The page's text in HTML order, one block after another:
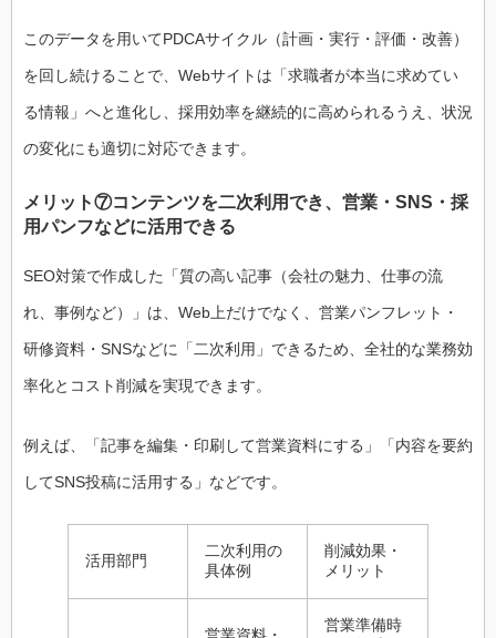
このデータを用いてPDCAサイクル（計画・実行・評価・改善）
を回し続けることで、Webサイトは「求職者が本当に求めてい
る情報」へと進化し、採用効率を継続的に高められるうえ、状況
の変化にも適切に対応できます。
メリット⑦コンテンツを二次利用でき、営業・SNS・採
用パンフなどに活用できる
SEO対策で作成した「質の高い記事（会社の魅力、仕事の流
れ、事例など）」は、Web上だけでなく、営業パンフレット・
研修資料・SNSなどに「二次利用」できるため、全社的な業務効
率化とコスト削減を実現できます。
例えば、「記事を編集・印刷して営業資料にする」「内容を要約
してSNS投稿に活用する」などです。
活用部門
二次利用の
具体例
削減効果・
メリット
営業準備時